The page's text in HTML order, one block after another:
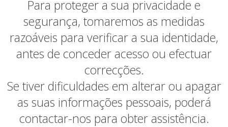
Para proteger a sua privacidade e
segurança, tomaremos as medidas
razoáveis para verificar a sua identidade,
antes de conceder acesso ou efectuar
correcções.
Se tiver dificuldades em alterar ou apagar
as suas informações pessoais, poderá
contactar-nos para obter assistência.